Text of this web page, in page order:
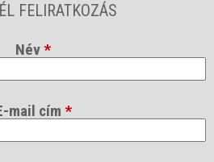
FELIRATKOZÁS
Név*
mail cím *